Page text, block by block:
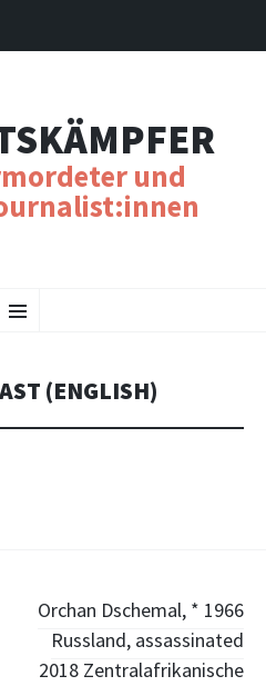
und
Menu
TO
(ENGLISH)
Orchan Dschemal, * 1966
Russland, assassinated
2018 Zentralafrikanische